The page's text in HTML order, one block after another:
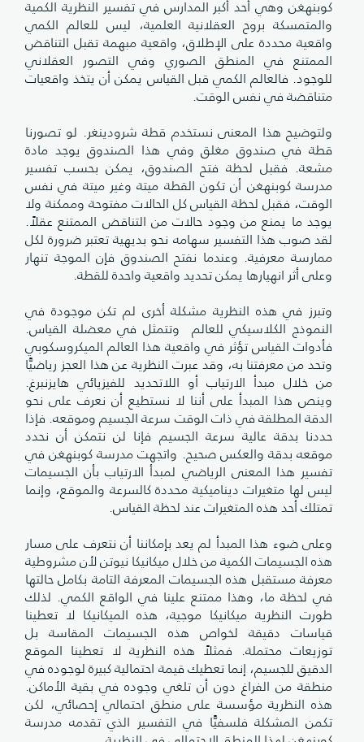
كوبنهغن وهي أحد أكبر المدارس في تفسير النظرية الكمية
والمتمسكة بروح العقلانية العلمية، ليس للعالم الكمي
واقعية محددة على الإطلاق، واقعية مبهمة تقبل التناقض
الممتنع في المنطق الصوري وفي التصور العقلاني
للوجود. فالعالم الكمي قبل القياس يمكن أن يتخذ واقعيات
متناقضة في نفس الوقت.
ولتوضيح هذا المعنى نستخدم قطة شرودينغر. لو تصورنا
قطة في صندوق مغلق وفي هذا الصندوق يوجد مادة
مشعة. فقبل لحظة فتح الصندوق، يمكن بحسب تفسير
مدرسة كوبنهغن أن تكون القطة ميتة وغير ميتة في نفس
الوقت، فقبل لحظة القياس كل الحالات مفتوحة وممكنة ولا
يوجد ما يمنع من وجود حالات من التناقض الممتنع عقلاً.
لقد صوب هذا التفسير سهامه نحو بديهية تعتبر ضرورة لكل
ممارسة معرفية. وعندما نفتح الصندوق فإن الموجة تنهار
وعلى أثر انهيارها يمكن تحديد واقعية واحدة للقطة.
وتبرز في هذه النظرية مشكلة أخرى لم تكن موجودة في
النموذج الكلاسيكي للعالم وتتمثل في معضلة القياس.
فأدوات القياس تؤثر في واقعية هذا العالم الميكروسكوبي
وتحد من معرفتنا به، وقد عبرت النظرية عن هذا العجز رياضيًّا
من خلال مبدأ الارتياب أو اللاتحديد للفيزيائي هايزنبرغ.
وينص هذا المبدأ على أننا لا نستطيع أن نعرف على نحو
الدقة المطلقة في ذات الوقت سرعة الجسيم وموقعه. فإذا
حددنا بدقة عالية سرعة الجسيم فإنا لن نتمكن أن نحدد
موقعه بدقة والعكس صحيح. واتجهت مدرسة كوبنهغن في
تفسير هذا المعنى الرياضي لمبدأ الارتياب بأن الجسيمات
ليس لها متغيرات ديناميكية محددة كالسرعة والموقع، وإنما
تمتلك أحد هذه المتغيرات عند لحظة القياس.
وعلى ضوء هذا المبدأ لم يعد بإمكاننا أن نتعرف على مسار
هذه الجسيمات الكمية من خلال ميكانيكا نيوتن لأن مشروطية
معرفة مستقبل هذه الجسيمات المعرفة التامة بكامل حالتها
في لحظة ما، وهذا ممتنع علينا في الواقع الكمي. لذلك
طورت النظرية ميكانيكا موجية، هذه الميكانيكا لا تعطينا
قياسات دقيقة لخواص هذه الجسيمات المقاسة بل
توزيعات محتملة. فمثلاً هذه النظرية لا تعطينا الموقع
الدقيق للجسيم، إنما تعطيك قيمة احتمالية كبيرة لوجوده في
منطقة من الفراغ دون أن تلغي وجوده في بقية الأماكن.
هذه النظرية مؤسسة على منطق احتمالي إحصائي، لكن
تكمن المشكلة فلسفيًّا في التفسير الذي تقدمه مدرسة